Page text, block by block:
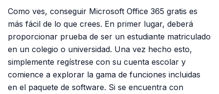
Como ves, conseguir Microsoft Office 365 gratis es
más fácil de lo que crees. En primer lugar, deberá
proporcionar prueba de ser un estudiante matriculado
en un colegio o universidad. Una vez hecho esto,
simplemente regístrese con su cuenta escolar y
comience a explorar la gama de funciones incluidas
en el paquete de software. Si se encuentra con